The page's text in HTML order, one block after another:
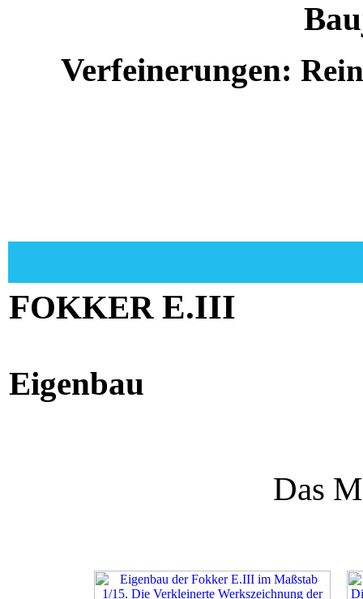
Verfeinerungen:
FOKKER E.III
Eigenbau
Das